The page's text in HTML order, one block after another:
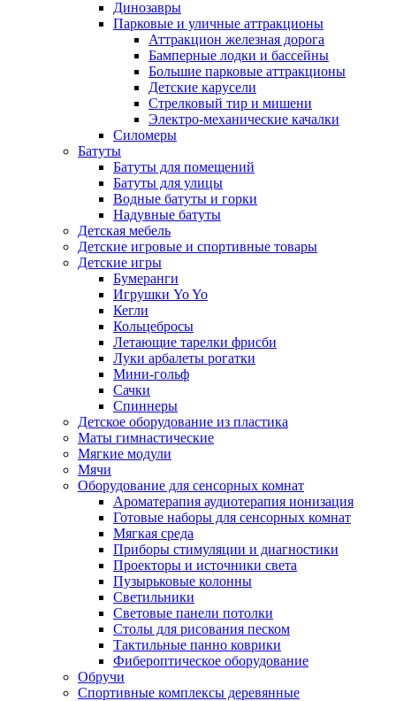
Динозавры
Парковые и уличные аттракционы
Аттракцион железная дорога
Бамперные лодки и бассейны
Большие парковые аттракционы
Детские карусели
Стрелковый тир и мишени
Электро-механические качалки
Силомеры
Батуты
Батуты для помещений
Батуты для улицы
Водные батуты и горки
Надувные батуты
Детская мебель
Детские игровые и спортивные товары
Детские игры
Бумеранги
Игрушки Yo Yo
Кегли
Кольцебросы
Летающие тарелки фрисби
Луки арбалеты рогатки
Мини-гольф
Сачки
Спиннеры
Детское оборудование из пластика
Маты гимнастические
Мягкие модули
Мячи
Оборудование для сенсорных комнат
Ароматерапия аудиотерапия ионизация
Готовые наборы для сенсорных комнат
Мягкая среда
Приборы стимуляции и диагностики
Проекторы и источники света
Пузырьковые колонны
Светильники
Световые панели потолки
Столы для рисования песком
Тактильные панно коврики
Фибероптическое оборудование
Обручи
Спортивные комплексы деревянные